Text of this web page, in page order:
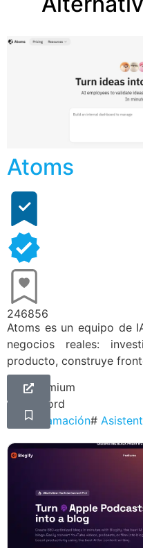
Atoms
246856
Atoms es un equipo de
negocios reales:
producto, construye
Freemium
Discord
Programación#